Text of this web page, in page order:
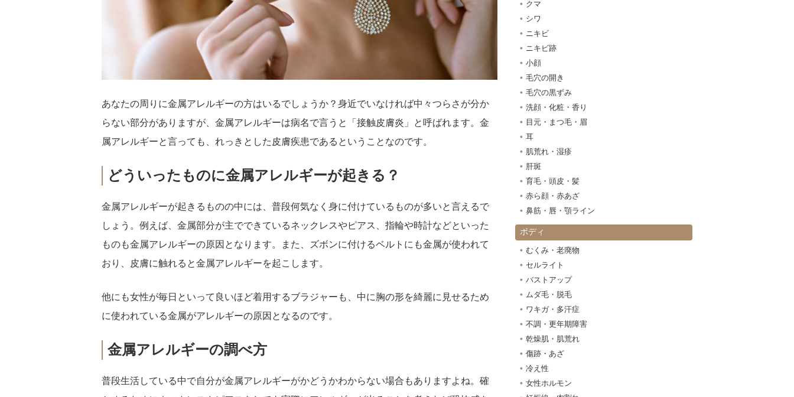
あなたの周りに金属アレルギーの方はいるでしょうか？身近でいなければ中々つらさが分か
らない部分がありますが、金属アレルギーは病名で言うと「接触皮膚炎」と呼ばれます。金
属アレルギーと言っても、れっきとした皮膚疾患であるということなのです。
どういったものに金属アレルギーが起きる？
金属アレルギーが起きるものの中には、普段何気なく身に付けているものが多いと言えるで
しょう。例えば、金属部分が主でできているネックレスやピアス、指輪や時計などといった
ものも金属アレルギーの原因となります。また、ズボンに付けるベルトにも金属が使われて
おり、皮膚に触れると金属アレルギーを起こします。
他にも女性が毎日といって良いほど着用するブラジャーも、中に胸の形を綺麗に見せるため
に使われている金属がアレルギーの原因となるのです。
金属アレルギーの調べ方
普段生活している中で自分が金属アレルギーがかどうかわからない場合もありますよね。確
クマ
シワ
ニキビ
ニキビ跡
小顔
毛穴の開き
毛穴の黒ずみ
洗顔・化粧・香り
目元・まつ毛・眉
耳
肌荒れ・湿疹
肝斑
育毛・頭皮・髪
赤ら顔・赤あざ
鼻筋・唇・顎ライン
ボディ
むくみ・老廃物
セルライト
バストアップ
ムダ毛・脱毛
ワキガ・多汗症
不調・更年期障害
乾燥肌・肌荒れ
傷跡・あざ
冷え性
女性ホルモン